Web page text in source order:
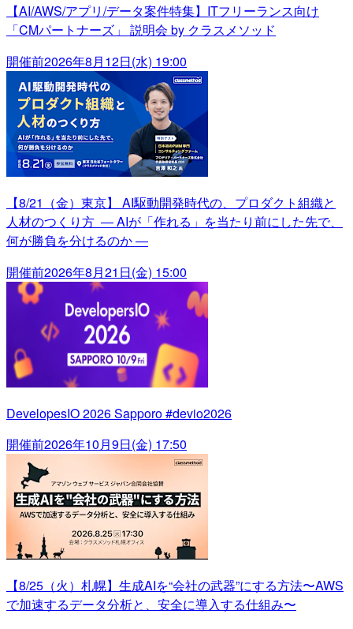
【AI/AWS/アプリ/データ案件特集】ITフリーランス向け
「CMパートナーズ」 説明会 by クラスメソッド
開催前2026年8月12日(水) 19:00
【8/21（金）東京】 AI駆動開発時代の、プロダクト組織と
人材のつくり方 ― AIが「作れる」を当たり前にした先で、
何が勝負を分けるのか ―
開催前2026年8月21日(金) 15:00
DevelopesIO 2026 Sapporo #devio2026
開催前2026年10月9日(金) 17:50
【8/25（火）札幌】生成AIを“会社の武器”にする方法〜AWS
で加速するデータ分析と、安全に導入する仕組み〜